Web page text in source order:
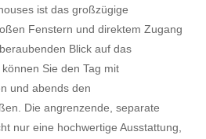
ist das großzügige
Fenstern und direktem Zugang
Blick auf das
Sie den Tag mit
und abends den
Die angrenzende, separate
nur eine hochwertige Ausstattung,